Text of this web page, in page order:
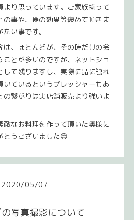
より思っています。ご家族揃って
の事や、器の効果等褒めて頂きま
い事です。
、ほとんどが、その時だけの会
ことが多いのですが、ネットショ
して残りますし、実際に品に触れ
いているというプレッシャーもあ
の繋がりは実店舗販売より強いよ
なお料理を作って頂いた奥様に
とうございました😊
2020/05/07
写真撮影について